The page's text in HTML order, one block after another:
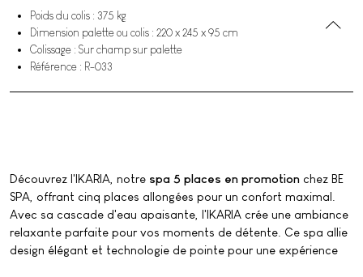
Poids du colis : 375 kg
Dimension palette ou colis : 220 x 245 x 95 cm
Colissage : Sur champ sur palette
Référence : R-033
Découvrez l'IKARIA, notre spa 5 places en promotion chez BE
SPA, offrant cinq places allongées pour un confort maximal.
Avec sa cascade d'eau apaisante, l'IKARIA crée une ambiance
relaxante parfaite pour vos moments de détente. Ce spa allie
design élégant et technologie de pointe pour une expérience